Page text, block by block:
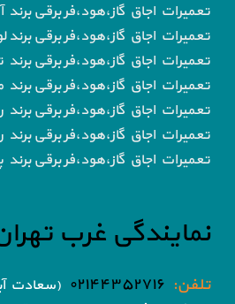
تعمیرات اجاق گاز،هود،فر برقی
تعمیرات اجاق گاز،هود،فر برقی برند
تعمیرات اجاق گاز،هود،فر برقی برند
تعمیرات اجاق گاز،هود،فر برقی
تعمیرات اجاق گاز،هود،فر برقی برند
تعمیرات اجاق گاز،هود،فر برقی برند
تعمیرات اجاق گاز،هود،فر برقی برند
نمایندگی غرب
تلفن: ۰۲۱۴۴۳۵۲۷۱۶ (سعادت